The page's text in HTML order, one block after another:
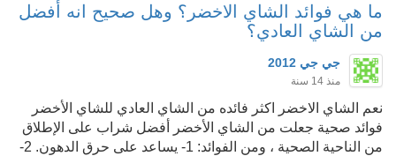
ما هي فوائد الشاي الاخضر؟ وهل صحيح انه أفضل
من الشاي العادي؟
جي جي 2012
منذ 14 سنة
نعم الشاي الاخضر اكثر فائده من الشاي العادي للشاي الأخضر
فوائد صحية جعلت من الشاي الأخضر أفضل شراب على الإطلاق
من الناحية الصحية ، ومن الفوائد: 1- يساعد على حرق الدهون. 2-